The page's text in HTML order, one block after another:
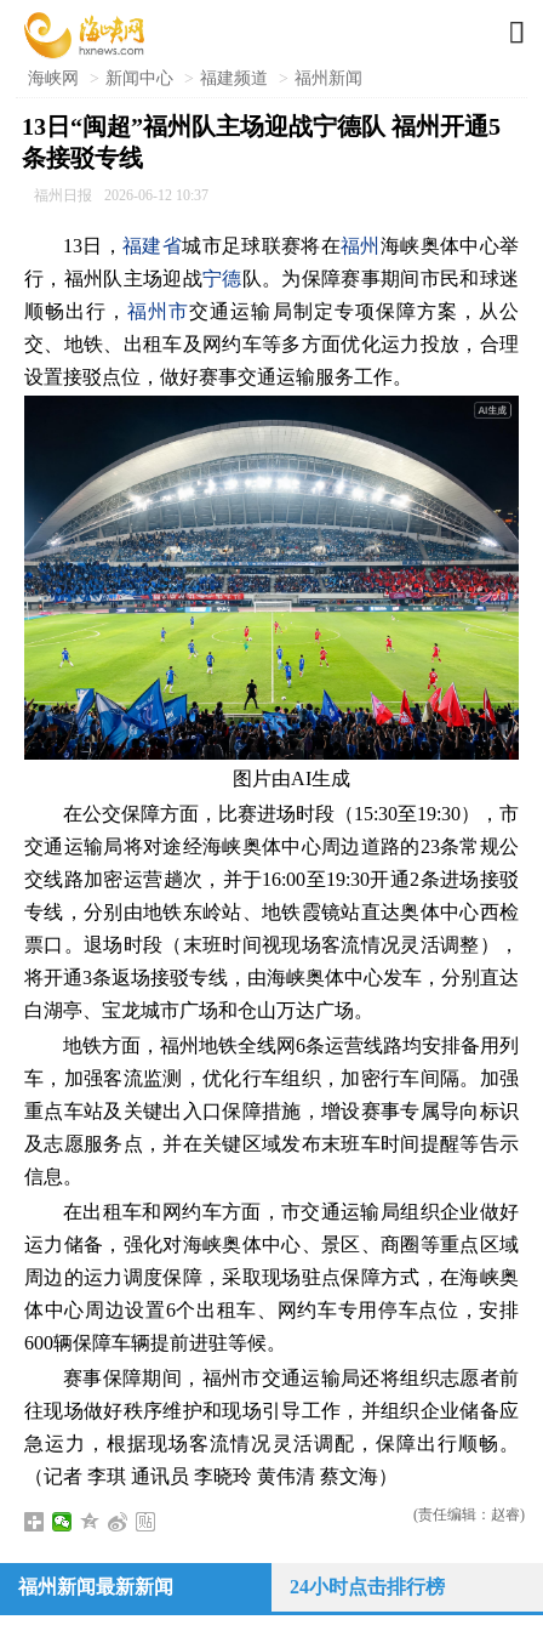

海峡网 > 新闻中心 > 福建频道 > 福州新闻
13日“闽超”福州队主场迎战宁德队 福州开通5
条接驳专线
福州日报 2026-06-12 10:37
13日，福建省城市足球联赛将在福州 海峡奥体中心举
行，福州队主场迎战宁德队。为保障赛事期间市民和球迷
顺畅出行，福州市交通运输局制定专项保障方案，从公
交、地铁、出租车及网约车等多方面优化运力投放，合理
设置接驳点位，做好赛事交通运输服务工作。
图片由AI生成
在公交保障方面，比赛进场时段（15:30至19:30），市
交通运输局将对途经海峡奥体中心周边道路的23条常规公
交线路加密运营趟次，并于16:00至19:30开通2条进场接驳
专线，分别由地铁东岭站、地铁霞镜站直达奥体中心西检
票口。退场时段（末班时间视现场客流情况灵活调整），
将开通3条返场接驳专线，由海峡奥体中心发车，分别直达
白湖亭、宝龙城市广场和仓山万达广场。
地铁方面，福州地铁全线网6条运营线路均安排备用列
车，加强客流监测，优化行车组织，加密行车间隔。加强
重点车站及关键出入口保障措施，增设赛事专属导向标识
及志愿服务点，并在关键区域发布末班车时间提醒等告示
信息。
在出租车和网约车方面，市交通运输局组织企业做好
运力储备，强化对海峡奥体中心、景区、商圈等重点区域
周边的运力调度保障，采取现场驻点保障方式，在海峡奥
体中心周边设置6个出租车、网约车专用停车点位，安排
600辆保障车辆提前进驻等候。
赛事保障期间，福州市交通运输局还将组织志愿者前
往现场做好秩序维护和现场引导工作，并组织企业储备应
急运力，根据现场客流情况灵活调配，保障出行顺畅。
（记者 李琪 通讯员 李晓玲 黄伟清 蔡文海）
(责任编辑：赵睿)
福州新闻最新新闻 24小时点击排行榜